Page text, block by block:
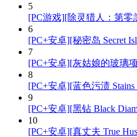
5
[PC游戏][除灵猎人：第零
6
[PC+安卓][秘密岛 Secret
7
[PC+安卓][灰姑娘的玻璃项
8
[PC+安卓][蓝色污渍 Stains
9
[PC+安卓][黑钻 Black
10
[PC+安卓][真丈夫 True